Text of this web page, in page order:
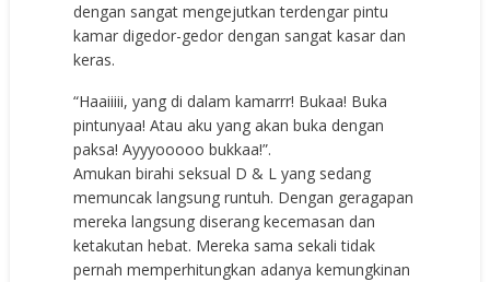
dengan sangat mengejutkan terdengar pintu
kamar digedor-gedor dengan sangat kasar dan
keras.
“Haaiiiii, yang di dalam kamarrr! Bukaa! Buka
pintunyaa! Atau aku yang akan buka dengan
paksa! Ayyyooooo bukkaa!”.
Amukan birahi seksual D & L yang sedang
memuncak langsung runtuh. Dengan geragapan
mereka langsung diserang kecemasan dan
ketakutan hebat. Mereka sama sekali tidak
pernah memperhitungkan adanya kemungkinan